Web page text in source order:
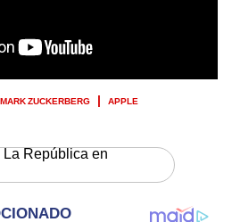
MARK ZUCKERBERG
APPLE
La República en